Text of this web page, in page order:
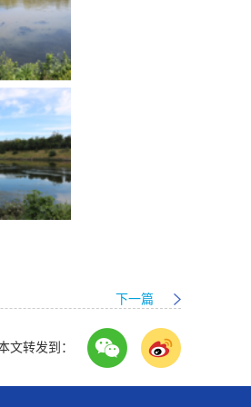
下一篇
文转发到：